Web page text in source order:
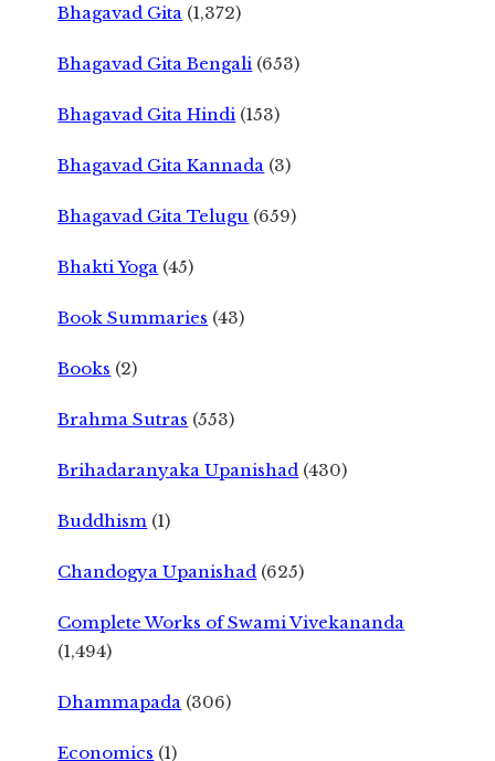
Bhagavad Gita (1,372)
Bhagavad Gita Bengali (653)
Bhagavad Gita Hindi (153)
Bhagavad Gita Kannada (3)
Bhagavad Gita Telugu (659)
Bhakti Yoga (45)
Book Summaries (43)
Books (2)
Brahma Sutras (553)
Brihadaranyaka Upanishad (430)
Buddhism (1)
Chandogya Upanishad (625)
Complete Works of Swami Vivekananda
(1,494)
Dhammapada (306)
Economics (1)